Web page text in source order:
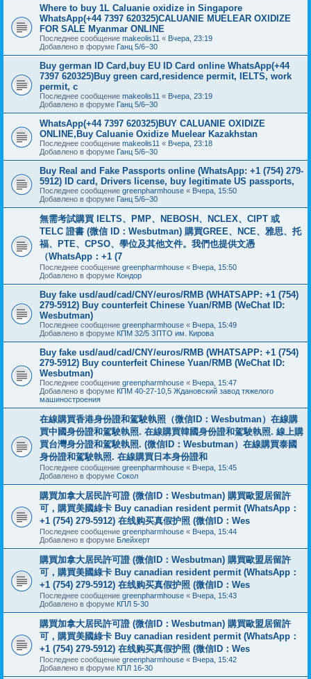
Where to buy 1L Caluanie oxidize in Singapore
WhatsApp(+44 7397 620325)CALUANIE MUELEAR OXIDIZE
FOR SALE Myanmar ONLINE
Последнее сообщение makeolis11 « Вчера, 23:19
Добавлено в форуме Ганц 5/6–30
Buy german ID Card,buy EU ID Card online WhatsApp(+44
7397 620325)Buy green card,residence permit, IELTS, work
permit, c
Последнее сообщение makeolis11 « Вчера, 23:19
Добавлено в форуме Ганц 5/6–30
WhatsApp(+44 7397 620325)BUY CALUANIE OXIDIZE
ONLINE,Buy Caluanie Oxidize Muelear Kazakhstan
Последнее сообщение makeolis11 « Вчера, 23:18
Добавлено в форуме Ганц 5/6–30
Buy Real and Fake Passports online (WhatsApp: +1 (754) 279-
5912) ID card, Drivers license, buy legitimate US passports,
Последнее сообщение greenpharmhouse « Вчера, 15:50
Добавлено в форуме Ганц 5/6–30
無需考試購買 IELTS、PMP、NEBOSH、NCLEX、CIPT 或
TELC 證書 (微信 ID：Wesbutman) 購買GREE、NCE、雅思、托
福、PTE、CPSO、學位及其他文件。我們也提供文憑
（WhatsApp：+1 (7
Последнее сообщение greenpharmhouse « Вчера, 15:50
Добавлено в форуме Кондор
Buy fake usd/aud/cad/CNY/euros/RMB (WHATSAPP: +1 (754)
279-5912) Buy counterfeit Chinese Yuan/RMB (WeChat ID:
Wesbutman)
Последнее сообщение greenpharmhouse « Вчера, 15:49
Добавлено в форуме КПМ 32/5 ЗПТО им. Кирова
Buy fake usd/aud/cad/CNY/euros/RMB (WHATSAPP: +1 (754)
279-5912) Buy counterfeit Chinese Yuan/RMB (WeChat ID:
Wesbutman)
Последнее сообщение greenpharmhouse « Вчера, 15:47
Добавлено в форуме КПМ 40-27-10,5 Ждановский завод тяжелого
машиностроения
在線購買香港身份證和駕駛執照（微信ID：Wesbutman）在線購
買中國身份證和駕駛執照. 在線購買韓國身份證和駕駛執照. 線上購
買台灣身分證和駕駛執照. (微信ID：Wesbutman）在線購買泰國
身份證和駕駛執照. 在線購買日本身份證和
Последнее сообщение greenpharmhouse « Вчера, 15:45
Добавлено в форуме Сокол
購買加拿大居民許可證 (微信ID：Wesbutman) 購買歐盟居留許
可，購買美國綠卡 Buy canadian resident permit (WhatsApp：
+1 (754) 279-5912) 在线购买真假护照 (微信ID：Wes
Последнее сообщение greenpharmhouse « Вчера, 15:44
Добавлено в форуме Блейхерт
購買加拿大居民許可證 (微信ID：Wesbutman) 購買歐盟居留許
可，購買美國綠卡 Buy canadian resident permit (WhatsApp：
+1 (754) 279-5912) 在线购买真假护照 (微信ID：Wes
Последнее сообщение greenpharmhouse « Вчера, 15:43
Добавлено в форуме КПЛ 5-30
購買加拿大居民許可證 (微信ID：Wesbutman) 購買歐盟居留許
可，購買美國綠卡 Buy canadian resident permit (WhatsApp：
+1 (754) 279-5912) 在线购买真假护照 (微信ID：Wes
Последнее сообщение greenpharmhouse « Вчера, 15:42
Добавлено в форуме КПЛ 16-30